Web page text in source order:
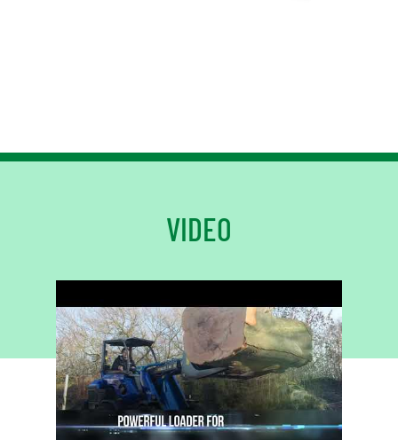
VIDEO